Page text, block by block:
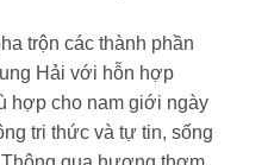
trộn các thành phần
Hải với hỗn hợp
hợp cho nam giới ngày
tri thức và tự tin, sống